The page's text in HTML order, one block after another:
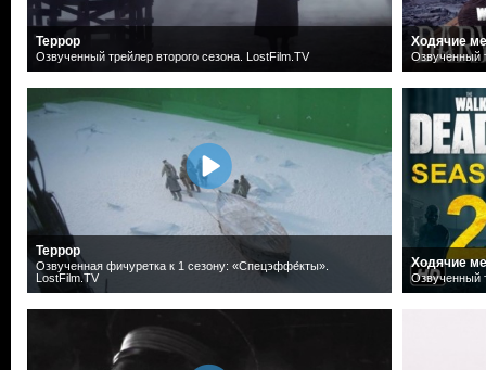
Террор
Озвученный трейлер второго сезона. LostFilm.TV
Террор
Озвученная фичуретка к 1 сезону: «Спецэффе́кты».
LostFilm.TV
Ходячие
Озвученный
Ходячие
Озвученный